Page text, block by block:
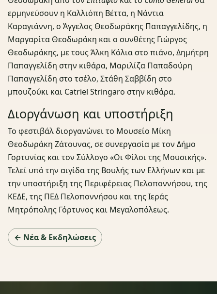
ερμηνεύσουν η Καλλιόπη Βέττα, η Νάντια
Καραγιάννη, ο Άγγελος Θεοδωράκης Παπαγγελίδης, η
Μαργαρίτα Θεοδωράκη και ο συνθέτης Γιώργος
Θεοδωράκης, με τους Άλκη Κόλια στο πιάνο, Δημήτρη
Παπαγγελίδη στην κιθάρα, Μαριλίζα Παπαδούρη
Παπαγγελίδη στο τσέλο, Στάθη Σαββίδη στο
μπουζούκι και Catriel Stringaro στην κιθάρα.
Διοργάνωση και υποστήριξη
Το φεστιβάλ διοργανώνει το Μουσείο Μίκη
Θεοδωράκη Ζάτουνας, σε συνεργασία με τον Δήμο
Γορτυνίας και τον Σύλλογο «Οι Φίλοι της Μουσικής».
Τελεί υπό την αιγίδα της Βουλής των Ελλήνων και με
την υποστήριξη της Περιφέρειας Πελοποννήσου, της
ΚΕΔΕ, της ΠΕΔ Πελοποννήσου και της Ιεράς
Μητρόπολης Γόρτυνος και Μεγαλοπόλεως.
← Νέα & Εκδηλώσεις